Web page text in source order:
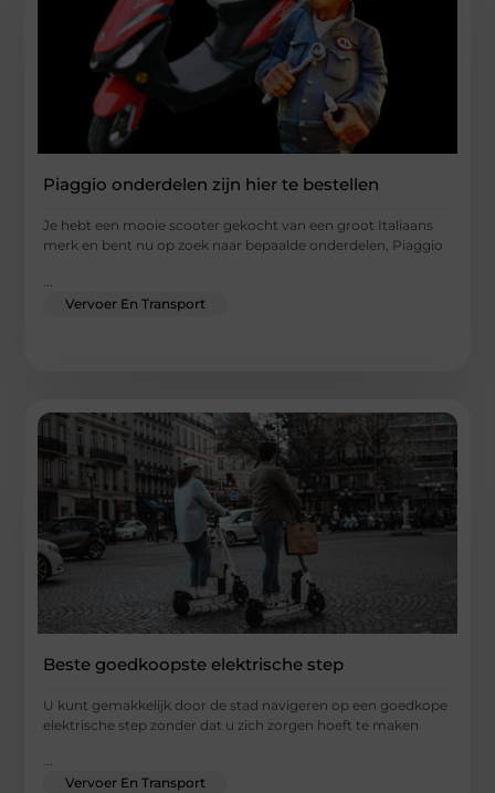
Piaggio onderdelen zijn hier te bestellen
Je hebt een mooie scooter gekocht van een groot Italiaans
merk en bent nu op zoek naar bepaalde onderdelen, Piaggio
Vervoer En Transport
Beste goedkoopste elektrische step
U kunt gemakkelijk door de stad navigeren op een goedkope
elektrische step zonder dat u zich zorgen hoeft te maken
...
Vervoer En Transport